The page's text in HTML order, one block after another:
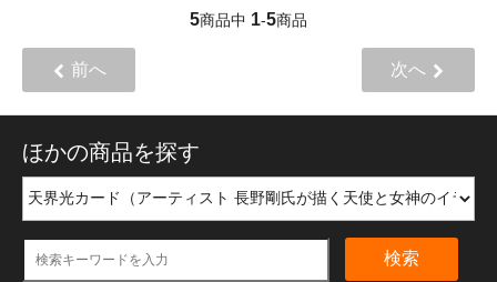
5商品中 1-5商品
前へ 次へ
ほかの商品を探す
検索